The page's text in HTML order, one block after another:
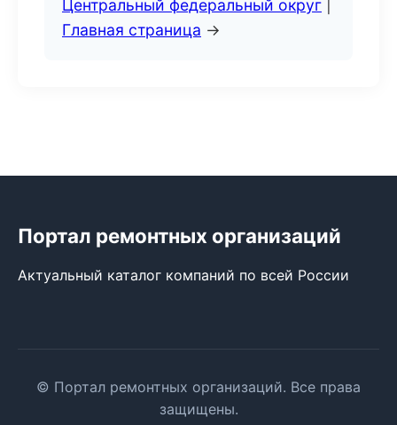
Центральный федеральный округ
Главная страница →
Портал ремонтных организаций
Актуальный каталог компаний по всей России
© Портал ремонтных организаций. Все права
защищены.